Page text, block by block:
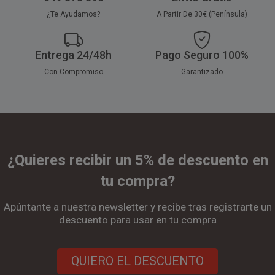
¿Te Ayudamos? A Partir De 30€ (Península)
Entrega 24/48h
Con Compromiso
Pago Seguro 100%
Garantizado
¿Quieres recibir un 5% de descuento en
tu compra?
Apúntante a nuestra newsletter y recibe tras registrarte un
descuento para usar en tu compra
QUIERO EL DESCUENTO